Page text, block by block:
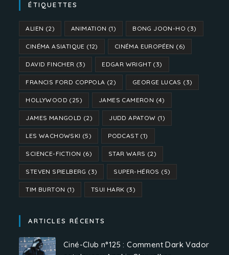
ÉTIQUETTES
ALIEN (2) ANIMATION (1) BONG JOON-HO (3)
CINÉMA ASIATIQUE (12) CINÉMA EUROPÉEN (6)
DAVID FINCHER (3) EDGAR WRIGHT (3)
FRANCIS FORD COPPOLA (2) GEORGE LUCAS (3)
HOLLYWOOD (25) JAMES CAMERON (4)
JAMES MANGOLD (2) JUDD APATOW (1)
LES WACHOWSKI (5) PODCAST (1)
SCIENCE-FICTION (6) STAR WARS (2)
STEVEN SPIELBERG (3) SUPER-HÉROS (5)
TIM BURTON (1) TSUI HARK (3)
ARTICLES RÉCENTS
Ciné-Club n°125 : Comment Dark Vador